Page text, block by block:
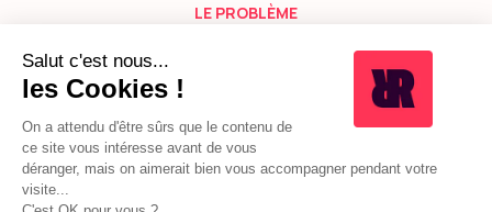
LE PROBLÈME
VOTRE CRM EST EN PLACE…
MAIS IL NE CRÉE PAS DE
REVENU.
Vous avez investi dans un CRM (HubSpot, Salesforce,
Pipedrive). Vous avez configuré les pipelines, formé vos
équipes, importé les leads. Et pourtant, ça ne génère pas le